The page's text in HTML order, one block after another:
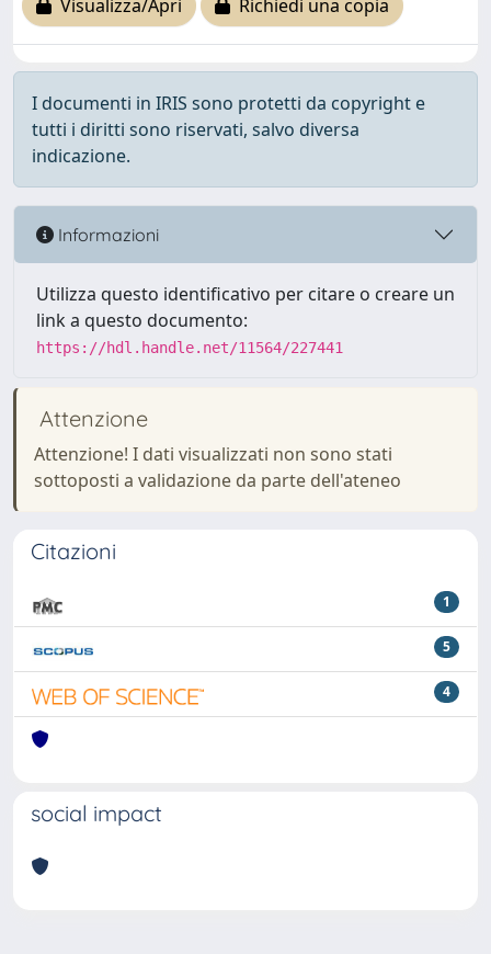
Visualizza/Apri
Richiedi una copia
I documenti in IRIS sono protetti da copyright e
tutti i diritti sono riservati, salvo diversa
indicazione.
Informazioni
Utilizza questo identificativo per citare o creare un
link a questo documento:
https://hdl.handle.net/11564/227441
Attenzione
Attenzione! I dati visualizzati non sono stati
sottoposti a validazione da parte dell'ateneo
Citazioni
1
5
4
social impact